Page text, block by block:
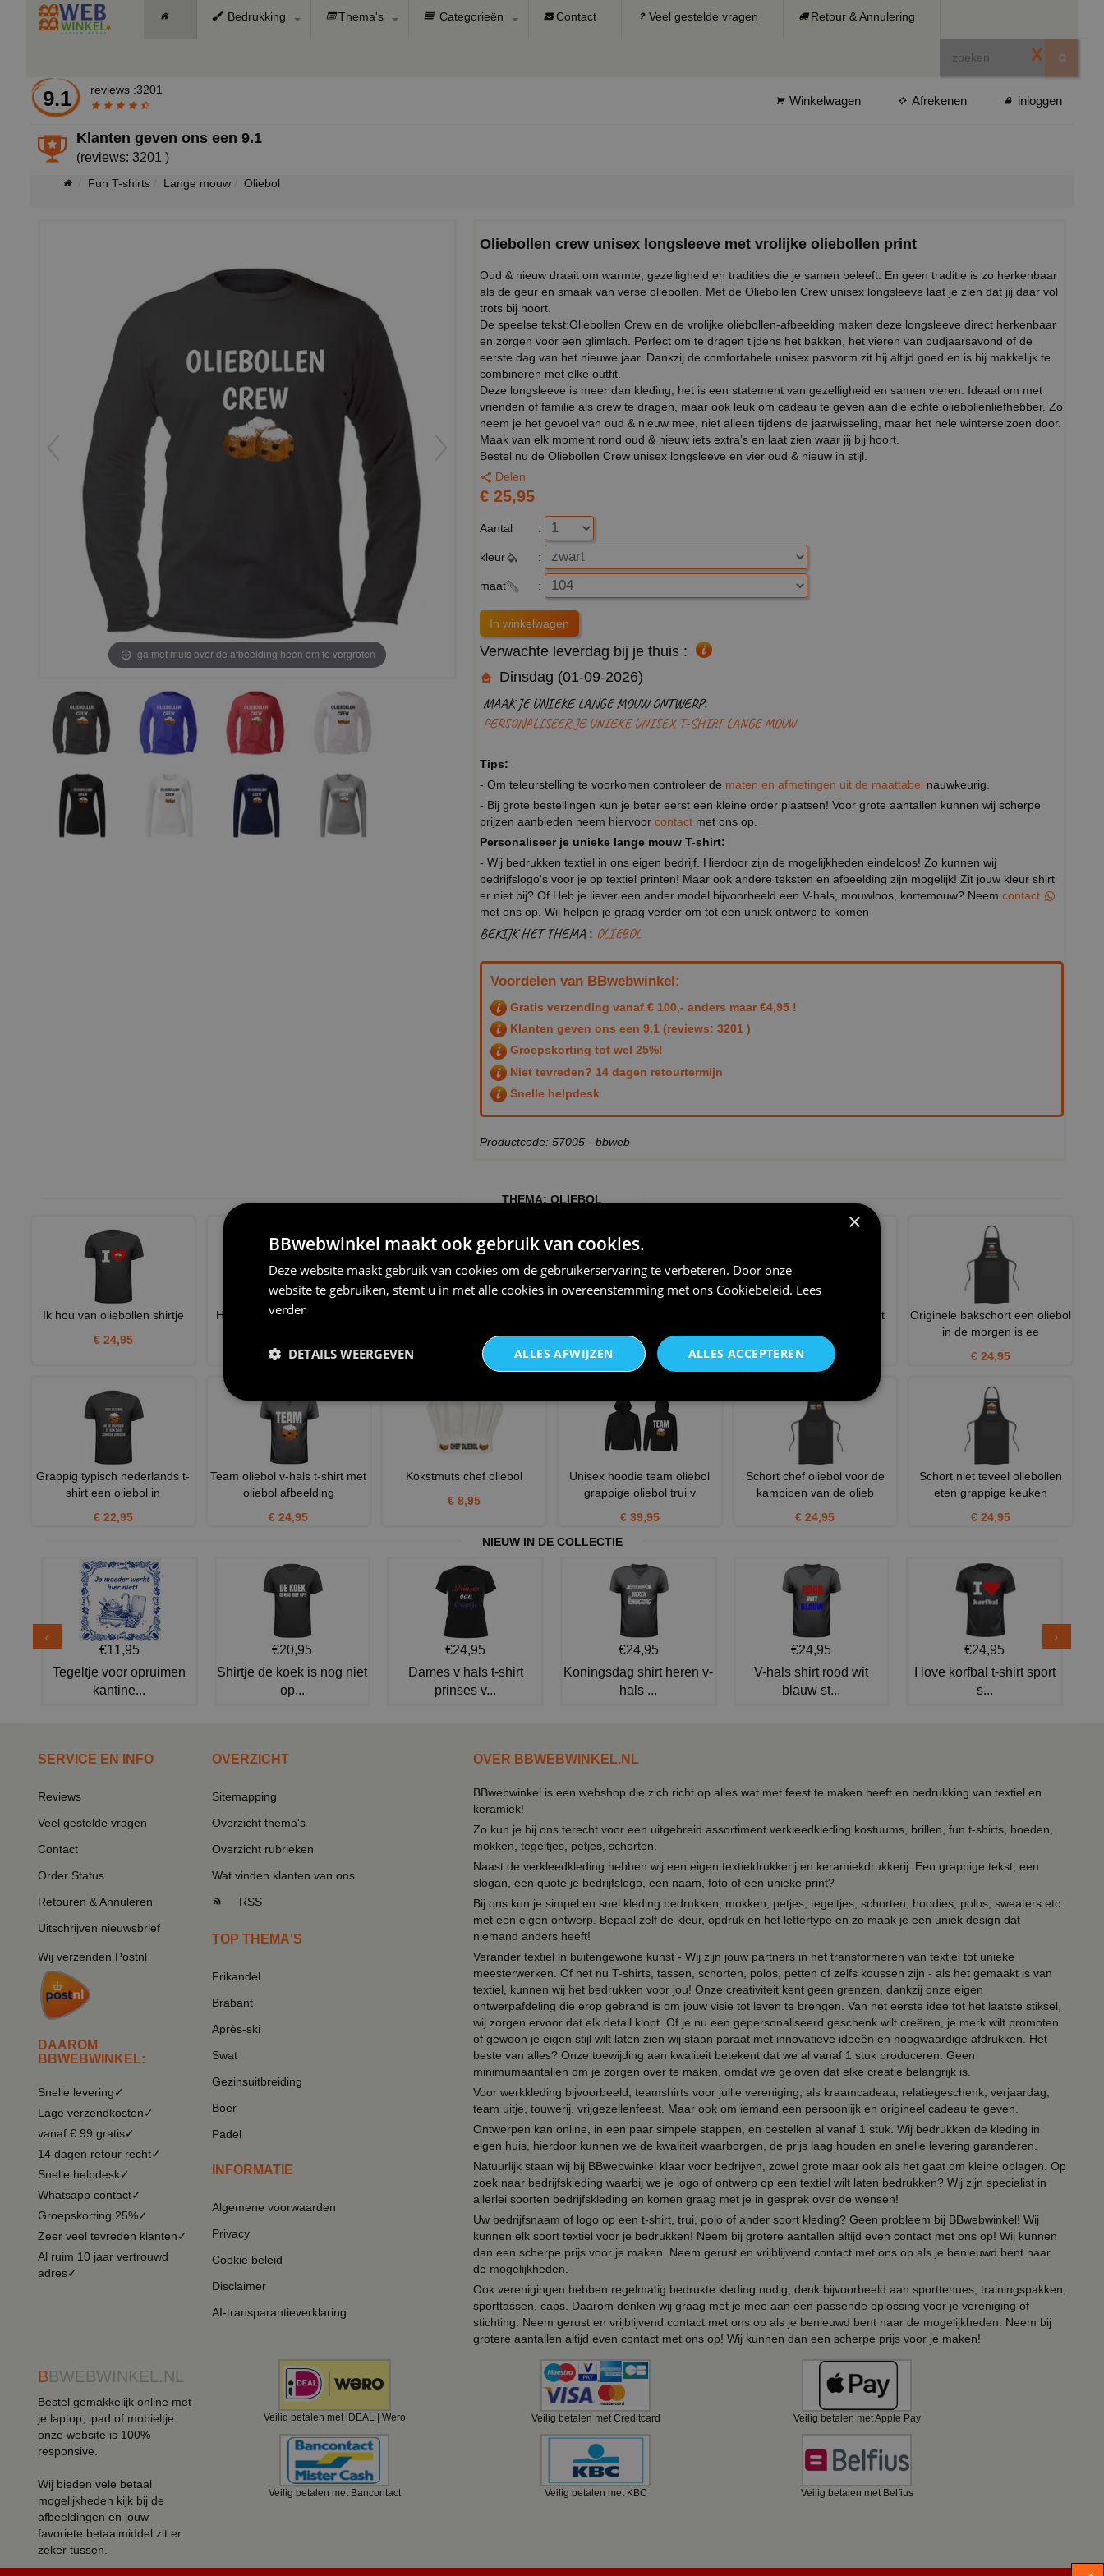
Bedrukking Thema's Categorieën Contact Veel gestelde vragen Retour & Annulering
X
9.1 reviews :3201
Winkelwagen Afrekenen inloggen
Klanten geven ons een9.1
(reviews: 3201 )
Fun T-shirts Lange mouw Oliebol
ga met muis over de afbeelding heen om te vergroten
Oliebollen crew unisex longsleeve met vrolijke oliebollen print
Oud & nieuw draait om warmte, gezelligheid en tradities die je samen beleeft. En geen traditie is zo herkenbaar
als de geur en smaak van verse oliebollen. Met de Oliebollen Crew unisex longsleeve laat je zien dat jij daar vol
trots bij hoort.
De speelse tekst:Oliebollen Crew en de vrolijke oliebollen-afbeelding maken deze longsleeve direct herkenbaar
en zorgen voor een glimlach. Perfect om te dragen tijdens het bakken, het vieren van oudjaarsavond of de
eerste dag van het nieuwe jaar. Dankzij de comfortabele unisex pasvorm zit hij altijd goed en is hij makkelijk te
combineren met elke outfit.
Deze longsleeve is meer dan kleding; het is een statement van gezelligheid en samen vieren. Ideaal om met
vrienden of familie als crew te dragen, maar ook leuk om cadeau te geven aan die echte oliebollenliefhebber. Zo
neem je het gevoel van oud & nieuw mee, niet alleen tijdens de jaarwisseling, maar het hele winterseizoen door.
Maak van elk moment rond oud & nieuw iets extra’s en laat zien waar jij bij hoort.
Bestel nu de Oliebollen Crew unisex longsleeve en vier oud & nieuw in stijl.
Delen
€ 25,95
Aantal :
kleur :
maat :
Verwachte leverdag bij je thuis :
Dinsdag (01-09-2026)
MAAK JE UNIEKE LANGE MOUW ONTWERP:
PERSONALISEER JE UNIEKE UNISEX T-SHIRT LANGE MOUW
Tips:
- Om teleurstelling te voorkomen controleer de maten en afmetingen uit de maattabel nauwkeurig.
- Bij grote bestellingen kun je beter eerst een kleine order plaatsen! Voor grote aantallen kunnen wij scherpe
prijzen aanbieden neem hiervoor contact met ons op.
Personaliseer je unieke lange mouw T-shirt:
- Wij bedrukken textiel in ons eigen bedrijf. Hierdoor zijn de mogelijkheden eindeloos! Zo kunnen wij
bedrijfslogo's voor je op textiel printen! Maar ook andere teksten en afbeelding zijn mogelijk! Zit jouw kleur shirt
er niet bij? Of Heb je liever een ander model bijvoorbeeld een V-hals, mouwloos, kortemouw? Neem contact
met ons op. Wij helpen je graag verder om tot een uniek ontwerp te komen
BEKIJK HET THEMA : OLIEBOL
Voordelen van BBwebwinkel:
Gratis verzending vanaf € 100,- anders maar €4,95 !
Klanten geven ons een 9.1 (reviews: 3201 )
Groepskorting tot wel 25%!
Niet tevreden? 14 dagen retourtermijn
Snelle helpdesk
Productcode: 57005 - bbweb
THEMA: OLIEBOL
Ik hou van oliebollen shirtje
€ 24,95
Humoristisch bakschort een
€ 24,95
€ 24,95
€ 26,95
I love oliebollen schort met
€ 24,95
Originele bakschort een oliebol
in de morgen is ee
€ 24,95
Grappig typisch nederlands t-
shirt een oliebol in
€ 22,95
Team oliebol v-hals t-shirt met
oliebol afbeelding
€ 24,95
Kokstmuts chef oliebol
€ 8,95
Unisex hoodie team oliebol
grappige oliebol trui v
€ 39,95
Schort chef oliebol voor de
kampioen van de olieb
€ 24,95
Schort niet teveel oliebollen
eten grappige keuken
€ 24,95
NIEUW IN DE COLLECTIE
€11,95
Tegeltje voor opruimen
kantine...
€20,95
Shirtje de koek is nog niet
op...
€24,95
Dames v hals t-shirt
prinses v...
€24,95
Koningsdag shirt heren v-
hals ...
€24,95
V-hals shirt rood wit
blauw st...
€24,95
I love korfbal t-shirt sport
s...
SERVICE EN INFO
Reviews
Veel gestelde vragen
Contact
Order Status
Retouren & Annuleren
Uitschrijven nieuwsbrief
Wij verzenden Postnl
DAAROM
BBWEBWINKEL:
Snelle levering✓
Lage verzendkosten✓
vanaf € 99 gratis✓
14 dagen retour recht✓
Snelle helpdesk✓
Whatsapp contact✓
Groepskorting 25%✓
Zeer veel tevreden klanten✓
Al ruim 10 jaar vertrouwd
adres✓
OVERZICHT
Sitemapping
Overzicht thema's
Overzicht rubrieken
Wat vinden klanten van ons
RSS
TOP THEMA'S
Frikandel
Brabant
Après-ski
Swat
Gezinsuitbreiding
Boer
Padel
INFORMATIE
Algemene voorwaarden
Privacy
Cookie beleid
Disclaimer
AI-transparantieverklaring
OVER BBWEBWINKEL.NL
BBwebwinkel is een webshop die zich richt op alles wat met feest te maken heeft en bedrukking van textiel en
keramiek!
Zo kun je bij ons terecht voor een uitgebreid assortiment verkleedkleding kostuums, brillen, fun t-shirts, hoeden,
mokken, tegeltjes, petjes, schorten.
Naast de verkleedkleding hebben wij een eigen textieldrukkerij en keramiekdrukkerij. Een grappige tekst, een
slogan, een quote je bedrijfslogo, een naam, foto of een unieke print?
Bij ons kun je simpel en snel kleding bedrukken, mokken, petjes, tegeltjes, schorten, hoodies, polos, sweaters etc.
met een eigen ontwerp. Bepaal zelf de kleur, opdruk en het lettertype en zo maak je een uniek design dat
niemand anders heeft!
Verander textiel in buitengewone kunst - Wij zijn jouw partners in het transformeren van textiel tot unieke
meesterwerken. Of het nu T-shirts, tassen, schorten, polos, petten of zelfs koussen zijn - als het gemaakt is van
textiel, kunnen wij het bedrukken voor jou! Onze creativiteit kent geen grenzen, dankzij onze eigen
ontwerpafdeling die erop gebrand is om jouw visie tot leven te brengen. Van het eerste idee tot het laatste stiksel,
wij zorgen ervoor dat elk detail klopt. Of je nu een gepersonaliseerd geschenk wilt creëren, je merk wilt promoten
of gewoon je eigen stijl wilt laten zien wij staan paraat met innovatieve ideeën en hoogwaardige afdrukken. Het
beste van alles? Onze toewijding aan kwaliteit betekent dat we al vanaf 1 stuk produceren. Geen
minimumaantallen om je zorgen over te maken, omdat we geloven dat elke creatie belangrijk is.
Voor werkkleding bijvoorbeeld, teamshirts voor jullie vereniging, als kraamcadeau, relatiegeschenk, verjaardag,
team uitje, touwerij, vrijgezellenfeest. Maar ook om iemand een persoonlijk en origineel cadeau te geven.
Ontwerpen kan online, in een paar simpele stappen, en bestellen al vanaf 1 stuk. Wij bedrukken de kleding in
eigen huis, hierdoor kunnen we de kwaliteit waarborgen, de prijs laag houden en snelle levering garanderen.
Natuurlijk staan wij bij BBwebwinkel klaar voor bedrijven, zowel grote maar ook als het gaat om kleine oplagen. Op
zoek naar bedrijfskleding waarbij we je logo of ontwerp op een textiel wilt laten bedrukken? Wij zijn specialist in
allerlei soorten bedrijfskleding en komen graag met je in gesprek over de wensen!
Uw bedrijfsnaam of logo op een t-shirt, trui, polo of ander soort kleding? Geen probleem bij BBwebwinkel! Wij
kunnen elk soort textiel voor je bedrukken! Neem bij grotere aantallen altijd even contact met ons op! Wij kunnen
dan een scherpe prijs voor je maken. Neem gerust en vrijblijvend contact met ons op als je benieuwd bent naar
de mogelijkheden.
Ook verenigingen hebben regelmatig bedrukte kleding nodig, denk bijvoorbeeld aan sporttenues, trainingspakken,
sporttassen, caps. Daarom denken wij graag met je mee aan een passende oplossing voor je vereniging of
stichting. Neem gerust en vrijblijvend contact met ons op als je benieuwd bent naar de mogelijkheden. Neem bij
grotere aantallen altijd even contact met ons op! Wij kunnen dan een scherpe prijs voor je maken!
BBWEBWINKEL.NL
Bestel gemakkelijk online met
je laptop, ipad of mobieltje
onze website is 100%
responsive.
Wij bieden vele betaal
mogelijkheden kijk bij de
afbeeldingen en jouw
favoriete betaalmiddel zit er
zeker tussen.
Veilig betalen met iDEAL | Wero Veilig betalen met Creditcard Veilig betalen met Apple Pay
Veilig betalen met Bancontact Veilig betalen met KBC Veilig betalen met Belfius
×
BBwebwinkel maakt ook gebruik van cookies.
Deze website maakt gebruik van cookies om de gebruikerservaring te verbeteren. Door onze
website te gebruiken, stemt u in met alle cookies in overeenstemming met ons Cookiebeleid. Lees
verder
ALLES ACCEPTEREN
ALLES AFWIJZEN
DETAILS WEERGEVEN